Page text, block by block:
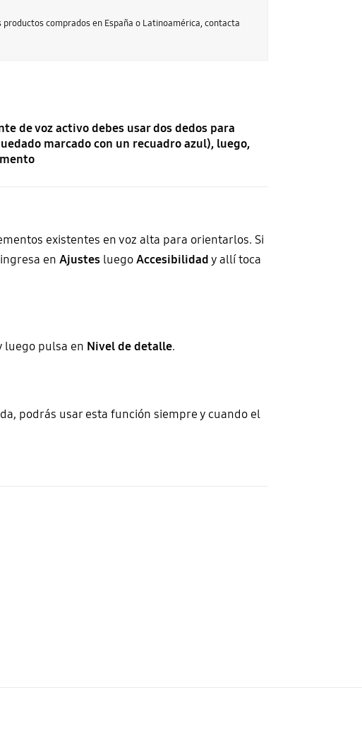
comprados en España o Latinoamérica, contacta
de voz activo debes usar dos dedos para
marcado con un recuadro azul), luego,
existentes en voz alta para orientarlos. Si
en AjustesluegoAccesibilidady allí toca
luego pulsa en Nivel de detalle.
podrás usar esta función siempre y cuando el